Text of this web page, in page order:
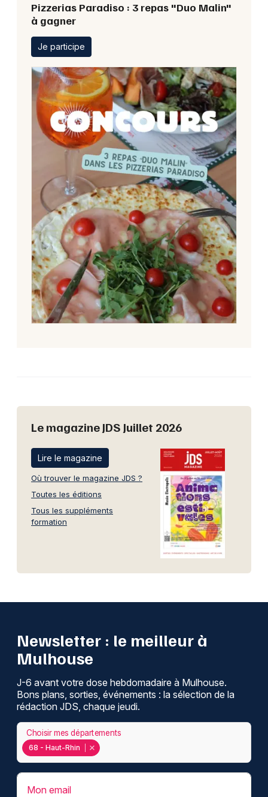
Pizzerias Paradiso : 3 repas "Duo Malin"
à gagner
Je participe
Le magazine JDS Juillet 2026
Lire le magazine
Où trouver le magazine JDS ?
Toutes les éditions
Tous les suppléments
formation
Newsletter : le meilleur à
Mulhouse
J-6 avant votre dose hebdomadaire à Mulhouse.
Bons plans, sorties, événements : la sélection de la
rédaction JDS, chaque jeudi.
68 - Haut-Rhin
Choisir mes départements
Mon email